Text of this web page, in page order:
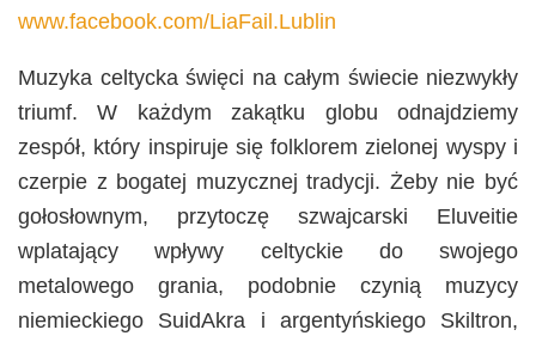
www.facebook.com/LiaFail.Lublin
Muzyka celtycka święci na całym świecie niezwykły
triumf. W każdym zakątku globu odnajdziemy
zespół, który inspiruje się folklorem zielonej wyspy i
czerpie z bogatej muzycznej tradycji. Żeby nie być
gołosłownym, przytoczę szwajcarski Eluveitie
wplatający wpływy celtyckie do swojego
metalowego grania, podobnie czynią muzycy
niemieckiego SuidAkra i argentyńskiego Skiltron,